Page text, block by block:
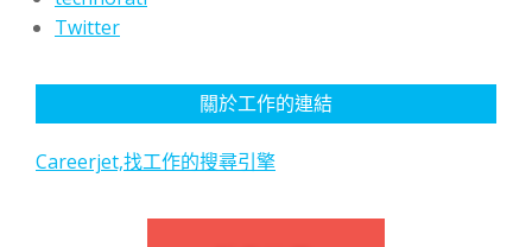
Twitter
關於工作的連結
Careerjet,找工作的搜尋引擎